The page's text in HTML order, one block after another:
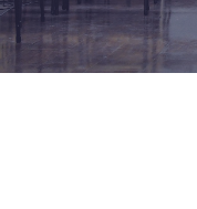
คณาจารย์
บริการ